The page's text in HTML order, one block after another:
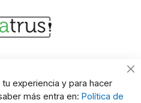
experiencia y para hacer
más entra en: Política de